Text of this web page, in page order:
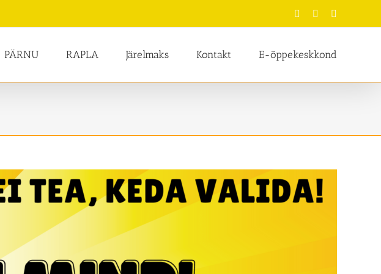
FacebookInstagram
PÄRNU RAPLA Järelmaks Kontakt E-õppekeskkond